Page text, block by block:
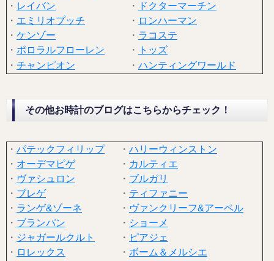
・ レイバン ・
ドクターマーチン
・ エミリオプッチ ・ ロンハーマン
・ ケンゾー ・ ラコステ
・ ポロラルフローレン ・
トッズ
・ チャンピオン ・ ハンティングワールド
その他お時計のブログはこちらからチェック！
・ パテックフィリップ ・ ハリーウィンストン
・ オーデマピゲ ・ カルティエ
・ ヴァシュロン ・ ブルガリ
・ ブレゲ ・ ティファニー
・ ランゲ&ゾーネ ・ ヴァンクリーフ&アーペル
・ ブランパン ・ ショーメ
・ ジャガールクルト ・ ピアジェ
・ ロレックス ・ ボーム＆メルシエ